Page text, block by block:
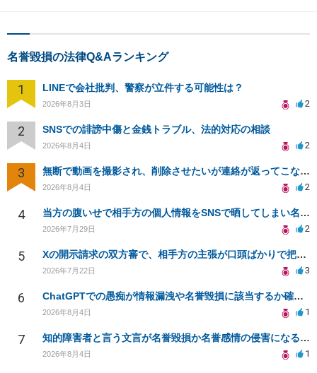
名誉毀損の法律Q&Aランキング
1 LINEで会社批判、警察が立件する可能性は？
2026年8月3日 2
2 SNSでの誹謗中傷と金銭トラブル、法的対応の相談
2026年8月4日 2
3 無断で動画を撮影され、削除させたいが連絡が返ってこない。
2026年8月4日 2
4 当方の腹いせで相手方の個人情報をSNSで晒してしまい名誉毀損させてしまったかもしれない
2026年7月29日 2
5 Xの開示請求の双方審で、相手方の主張が口頭ばかりで把握しきれません
2026年7月22日 3
6 ChatGPTでの愚痴が情報漏洩や名誉毀損に該当するか確認したい
2026年8月4日 1
7 知的障害者と言う文言が名誉毀損か名誉感情の侵害になるか教えてほしい。
2026年8月4日 1